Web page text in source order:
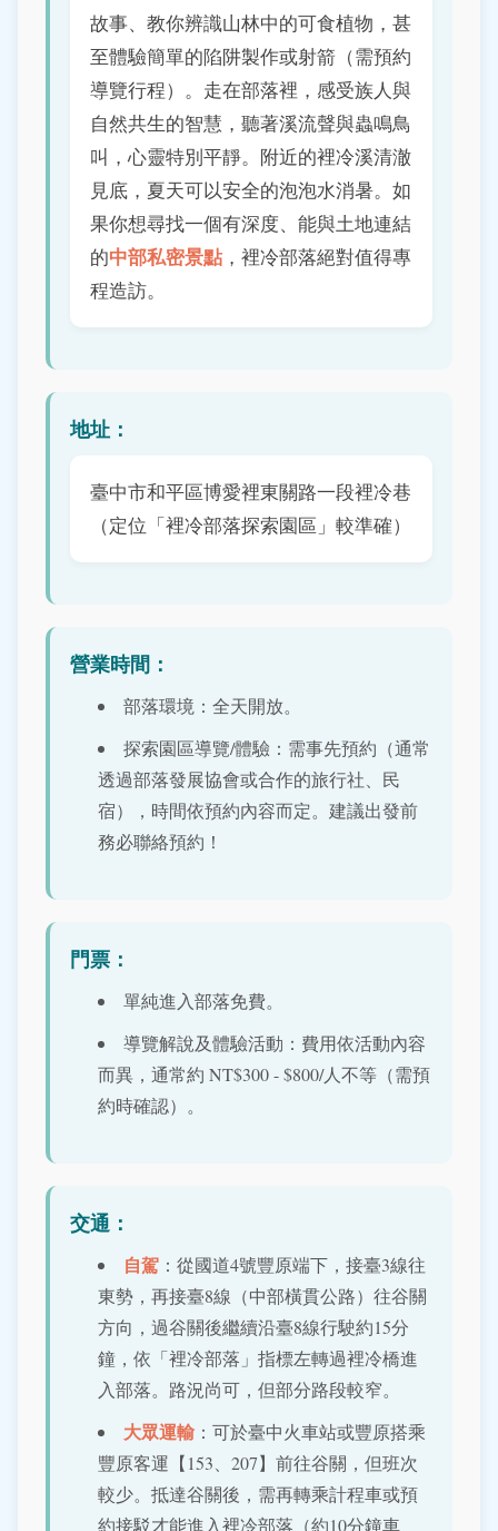
故事、教你辨識山林中的可食植物，甚
至體驗簡單的陷阱製作或射箭（需預約
導覽行程）。走在部落裡，感受族人與
自然共生的智慧，聽著溪流聲與蟲鳴鳥
叫，心靈特別平靜。附近的裡冷溪清澈
見底，夏天可以安全的泡泡水消暑。如
果你想尋找一個有深度、能與土地連結
的中部私密景點 ，裡冷部落絕對值得專
程造訪。
地址：
臺中市和平區博愛裡東關路一段裡冷巷
（定位「裡冷部落探索園區」較準確）
營業時間：
部落環境：全天開放。
探索園區導覽/體驗：需事先預約（通常
透過部落發展協會或合作的旅行社、民
宿），時間依預約內容而定。建議出發前
務必聯絡預約！
門票：
單純進入部落免費。
導覽解說及體驗活動：費用依活動內容
而異，通常約 NT$300 - $800/人不等（需預
約時確認）。
交通：
自駕 ：從國道4號豐原端下，接臺3線往
東勢，再接臺8線（中部橫貫公路）往谷關
方向，過谷關後繼續沿臺8線行駛約15分
鐘，依「裡冷部落」指標左轉過裡冷橋進
入部落。路況尚可，但部分路段較窄。
大眾運輸 ：可於臺中火車站或豐原搭乘
豐原客運【153、207】前往谷關，但班次
較少。抵達谷關後，需再轉乘計程車或預
約接駁才能進入裡冷部落（約10分鐘車